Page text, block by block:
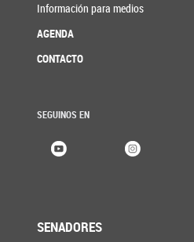
Información para medios
AGENDA
CONTACTO
SEGUINOS EN
SENADORES